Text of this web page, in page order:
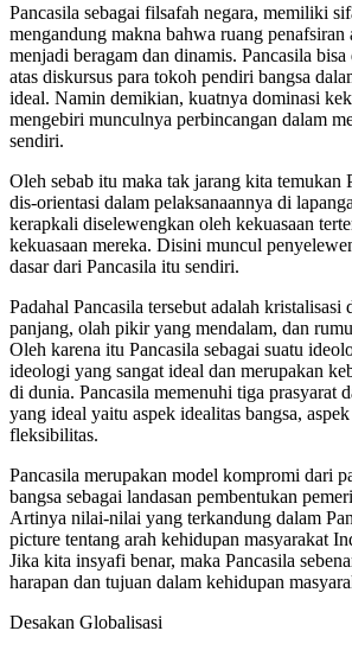
Pancasila sebagai filsafah negara, memiliki
mengandung makna bahwa ruang penafsiran
menjadi beragam dan dinamis. Pancasila
atas diskursus para tokoh pendiri bangsa
ideal. Namin demikian, kuatnya dominasi
mengebiri munculnya perbincangan dalam
sendiri.
Oleh sebab itu maka tak jarang kita temukan
dis-orientasi dalam pelaksanaannya di
kerapkali diselewengkan oleh kekuasaan
kekuasaan mereka. Disini muncul
dasar dari Pancasila itu sendiri.
Padahal Pancasila tersebut adalah kristalisasi
panjang, olah pikir yang mendalam, dan
Oleh karena itu Pancasila sebagai suatu
ideologi yang sangat ideal dan merupakan
di dunia. Pancasila memenuhi tiga prasyarat
yang ideal yaitu aspek idealitas bangsa,
fleksibilitas.
Pancasila merupakan model kompromi dari
bangsa sebagai landasan pembentukan
Artinya nilai-nilai yang terkandung dalam
picture tentang arah kehidupan masyarakat
Jika kita insyafi benar, maka Pancasila
harapan dan tujuan dalam kehidupan
Desakan Globalisasi